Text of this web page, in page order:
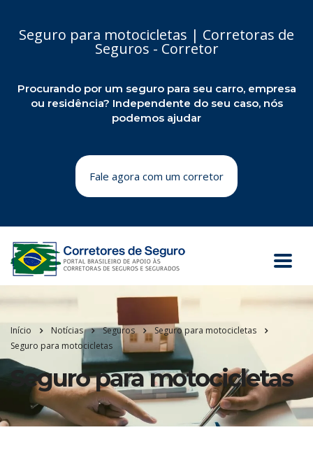
Seguro para motocicletas | Corretoras de
Seguros - Corretor
Procurando por um seguro para seu carro, empresa
ou residência? Independente do seu caso, nós
podemos ajudar
Fale agora com um corretor
Início Notícias Seguros
Seguro para motocicletas
Seguro para motocicletas
Seguro para motocicletas